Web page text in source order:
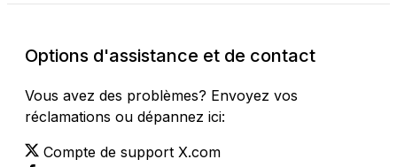
Options d'assistance et de contact
Vous avez des problèmes? Envoyez vos
réclamations ou dépannez ici:
Compte de support X.com